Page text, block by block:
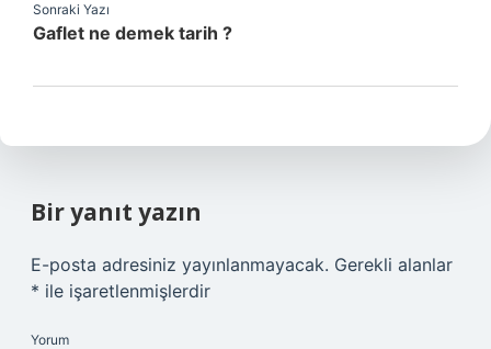
Sonraki Yazı
Gaflet ne demek tarih ?
Bir yanıt yazın
E-posta adresiniz yayınlanmayacak. Gerekli alanlar
* ile işaretlenmişlerdir
Yorum